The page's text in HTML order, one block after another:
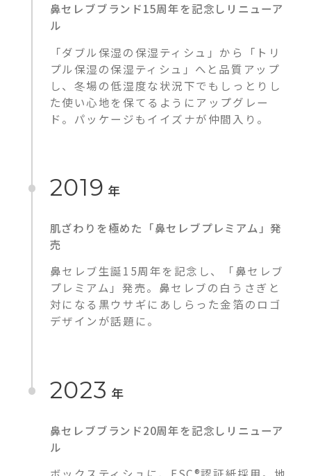
鼻セレブブランド15周年を記念しリニューア
ル
「ダブル保湿の保湿ティシュ」から「トリ
プル保湿の保湿ティシュ」へと品質アップ
し、冬場の低湿度な状況下でもしっとりし
た使い心地を保てるようにアップグレー
ド。パッケージもイイズナが仲間入り。
2019 年
肌ざわりを極めた「鼻セレブプレミアム」発
売
鼻セレブ生誕15周年を記念し、「鼻セレブ
プレミアム」発売。鼻セレブの白うさぎと
対になる黒ウサギにあしらった金箔のロゴ
デザインが話題に。
2023 年
鼻セレブブランド20周年を記念しリニューア
ル